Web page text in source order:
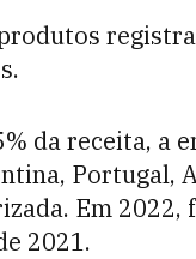
da receita, a
Portugal,
Em 2022,
2021.